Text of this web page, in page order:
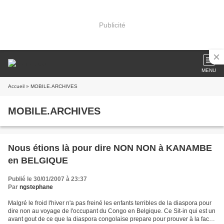
Publicité
MENU
Accueil » MOBILE.ARCHIVES
MOBILE.ARCHIVES
Nous étions là pour dire NON NON à KANAMBE
en BELGIQUE
Publié le 30/01/2007 à 23:37
Par ngstephane
Malgré le froid l'hiver n'a pas freiné les enfants terribles de la diaspora pour
dire non au voyage de l'occupant du Congo en Belgique. Ce Sit-in qui est un
avant gout de ce que la diaspora congolaise prepare pour prouver à la face